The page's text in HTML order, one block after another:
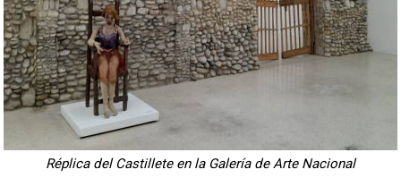
Réplica del Castillete en la Galería de Arte Nacional